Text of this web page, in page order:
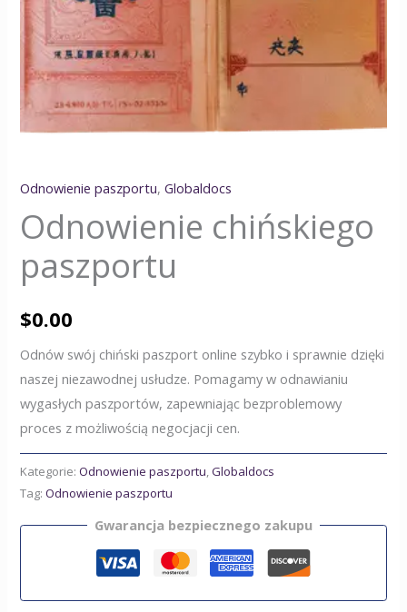
Odnowienie paszportu,Globaldocs
Odnowienie chińskiego
paszportu
$0.00
Odnów swój chiński paszport online szybko i sprawnie dzięki
naszej niezawodnej usłudze. Pomagamy w odnawianiu
wygasłych paszportów, zapewniając bezproblemowy
proces z możliwością negocjacji cen.
Kategorie:Odnowienie paszportu,Globaldocs
Tag:Odnowienie paszportu
Gwarancja bezpiecznego zakupu